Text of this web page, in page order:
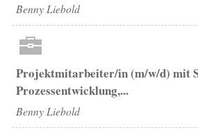
Benny Liebold
Projektmitarbeiter/in (m/w/d) mit
Prozessentwicklung,...
Benny Liebold